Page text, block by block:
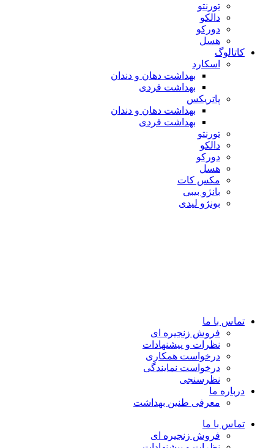
تورنتو
دالکو
دورکو
هسل
کاتالوگ
اسکارد
بهداشت دهان و دندان
بهداشت فردی
پاتریکس
بهداشت دهان و دندان
بهداشت فردی
تورنتو
دالکو
دورکو
هسل
مکس کات
بانژو بیبی
بونژو لیدی
تماس با ما
فروش زنجیره ای
نظرات و پیشنهادات
درخواست همکاری
درخواست نمایندگی
نظرسنجی
درباره ما
معرفی طنین بهداشت
تماس با ما
فروش زنجیره ای